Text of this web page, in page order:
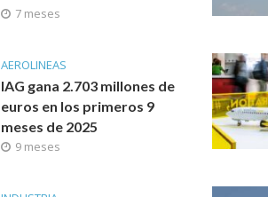
7 meses
AEROLINEAS
IAG gana 2.703 millones de
euros en los primeros 9
meses de 2025
9 meses